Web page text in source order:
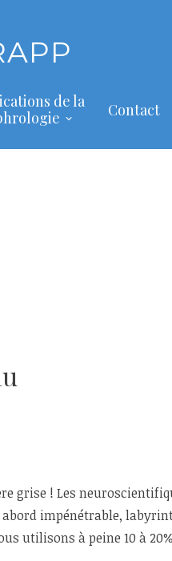
de la
Contact
grise ! Les
impénétrable,
utilisons à peine 10 à